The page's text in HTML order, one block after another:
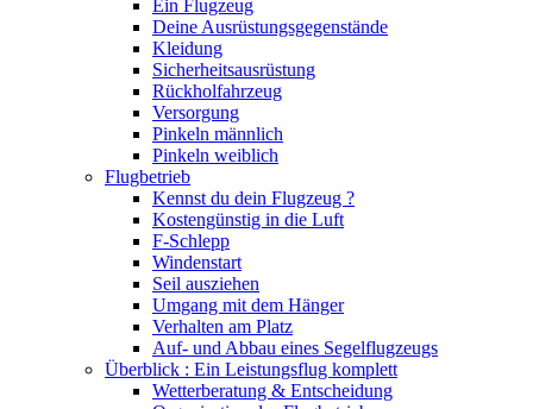
Ein Flugzeug
Deine Ausrüstungsgegenstände
Kleidung
Sicherheitsausrüstung
Rückholfahrzeug
Versorgung
Pinkeln männlich
Pinkeln weiblich
Flugbetrieb
Kennst du dein Flugzeug ?
Kostengünstig in die Luft
F-Schlepp
Windenstart
Seil ausziehen
Umgang mit dem Hänger
Verhalten am Platz
Auf- und Abbau eines Segelflugzeugs
Überblick : Ein Leistungsflug komplett
Wetterberatung & Entscheidung